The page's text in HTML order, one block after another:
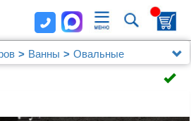
Ванны
Овальные
AM-525-1700-745 170x70